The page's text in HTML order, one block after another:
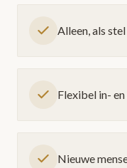
Alleen, als
Flexibel in-
Nieuwe